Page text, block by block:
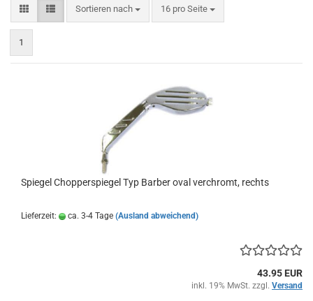
Sortieren nach
Sortieren nach 16 pro Seite
pro Seite
1
Spiegel Chopperspiegel Typ Barber oval verchromt, rechts
Lieferzeit: ca. 3-4 Tage (Ausland abweichend)
43.95 EUR
inkl. 19% MwSt. zzgl. Versand